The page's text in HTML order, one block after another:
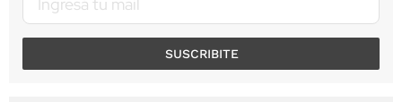
SUSCRIBITE